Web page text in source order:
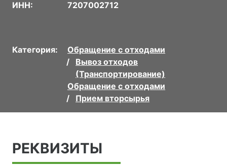
ИНН: 7207002712
Категория:
Обращение с отходами
Вывоз отходов
(Транспортирование)
Обращение с отходами
Прием вторсырья
РЕКВИЗИТЫ